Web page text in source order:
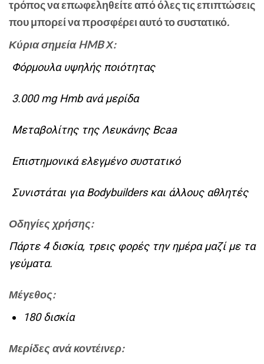
τρόπος να επωφεληθείτε από όλες τις επιπτώσεις
που μπορεί να προσφέρει αυτό το συστατικό.
Κύρια σημεία HMB Χ:
Φόρμουλα υψηλής ποιότητας
3.000 mg Hmb ανά μερίδα
Μεταβολίτης της Λευκάνης Bcaa
Επιστημονικά ελεγμένο συστατικό
Συνιστάται για Bodybuilders και άλλους αθλητές
Οδηγίες χρήσης:
Πάρτε 4 δισκία, τρεις φορές την ημέρα μαζί με τα
γεύματα.
Μέγεθος:
180 δισκία
Μερίδες ανά κοντέινερ: